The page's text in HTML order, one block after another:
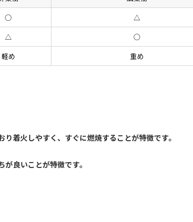
◯
△
△
◯
軽め 重め
着火しやすく、すぐに燃焼することが特徴です。
良いことが特徴です。